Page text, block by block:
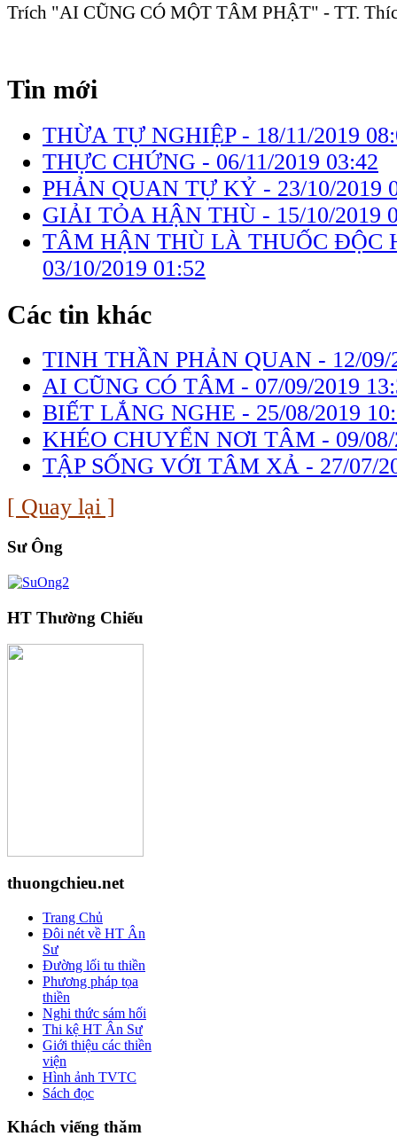
Trích "AI CŨNG CÓ MỘT TÂM PHẬT" - TT.
Tin mới
THỪA TỰ NGHIỆP - 18/11/2019
THỰC CHỨNG - 06/11/2019 03:42
PHẢN QUAN TỰ KỶ - 23/10/2019
GIẢI TỎA HẬN THÙ - 15/10/2019
TÂM HẬN THÙ LÀ THUỐC ĐỘC
03/10/2019 01:52
Các tin khác
TINH THẦN PHẢN QUAN - 12/
AI CŨNG CÓ TÂM - 07/09/2019
BIẾT LẮNG NGHE - 25/08/2019
KHÉO CHUYỂN NƠI TÂM - 09/
TẬP SỐNG VỚI TÂM XẢ - 27/07/
[ Quay lại ]
Sư Ông
HT Thường Chiếu
thuongchieu.net
Trang Chủ
Đôi nét về HT Ân
Sư
Đường lối tu thiền
Phương pháp tọa
thiền
Nghi thức sám hối
Thi kệ HT Ân Sư
Giới thiệu các thiền
viện
Hình ảnh TVTC
Sách đọc
Khách viếng thăm